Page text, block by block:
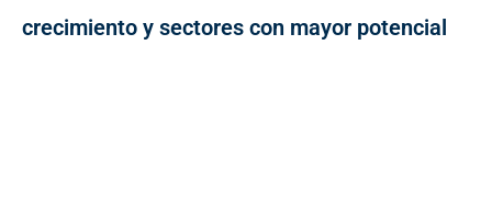
crecimiento y sectores con mayor potencial